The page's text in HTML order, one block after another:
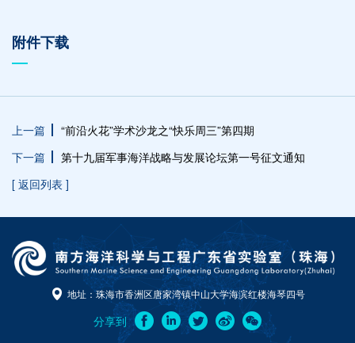
附件下载
上一篇
“前沿火花”学术沙龙之“快乐周三”第四期
下一篇
第十九届军事海洋战略与发展论坛第一号征文通知
[ 返回列表 ]
地址：珠海市香洲区唐家湾镇中山大学海滨红楼海琴四号
分享到